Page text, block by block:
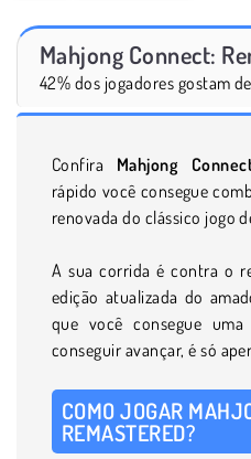
Mahjong Connect:
42% dos jogadores gostam
Confira Mahjong
rápido você consegue
renovada do clássico jogo
A sua corrida é contra o
edição atualizada do
que você consegue
conseguir avançar, é só
COMO JOGAR
REMASTERED?